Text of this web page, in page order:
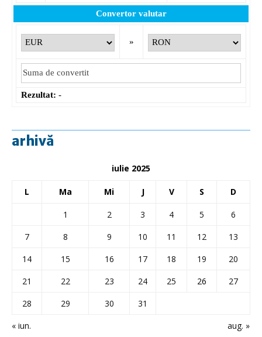
Convertor valutar
»
Rezultat: -
arhivă
iulie 2025
L Ma Mi J V S D
« iun. aug. »
1 2 3 4 5
6
7
8 9 10 11 12
13
14
15 16 17 18 19
20
21
22 23 24 25 26
27
28
29 30 31